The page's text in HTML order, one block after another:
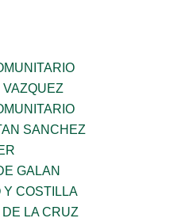
SANCHEZ
GALAN
Y COSTILLA
LA CRUZ